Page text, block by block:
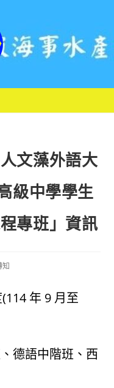
文藻外語大
級中學學生
專班」資訊
知
年 9 月至
德語中階班、西